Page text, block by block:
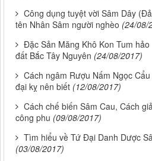
Công dụng tuyệt vời Sâm Dây
tên Nhân Sâm người nghèo (24/08/
Đặc Sản Măng Khô Kon Tum
đất Bắc Tây Nguyên (24/08/2017)
Cách ngâm Rượu Nấm Ngọc
đại kỵ nên biết (12/08/2017)
Cách chế biến Sâm Cau, Cách
công phu (09/08/2017)
Tìm hiểu về Tứ Đại Danh Dược
(03/08/2017)